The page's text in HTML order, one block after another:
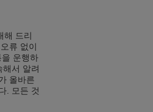
해 드리
류 없이
운행하
서 알려
올바른
. 모든 것